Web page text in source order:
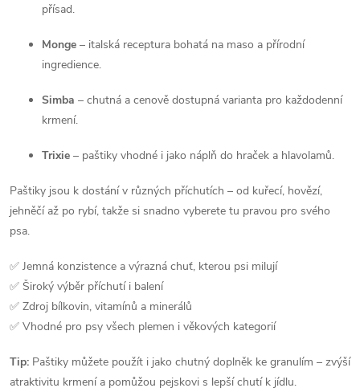
p
i
s
u
přísad.
Monge – italská receptura bohatá na maso a přírodní
ingredience.
Simba – chutná a cenově dostupná varianta pro každodenní
krmení.
Trixie – paštiky vhodné i jako náplň do hraček a hlavolamů.
Paštiky jsou k dostání v různých příchutích – od kuřecí, hovězí,
jehněčí až po rybí, takže si snadno vyberete tu pravou pro svého
psa.
✅ Jemná konzistence a výrazná chuť, kterou psi milují
✅ Široký výběr příchutí i balení
✅ Zdroj bílkovin, vitamínů a minerálů
✅ Vhodné pro psy všech plemen i věkových kategorií
Tip: Paštiky můžete použít i jako chutný doplněk ke granulím – zvýší
atraktivitu krmení a pomůžou pejskovi s lepší chutí k jídlu.